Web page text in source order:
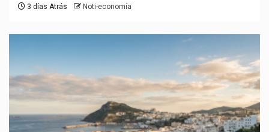
3 días Atrás Noti-economía